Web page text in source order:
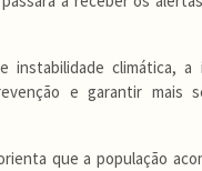
instabilidade climática, a
e garantir mais
que a população